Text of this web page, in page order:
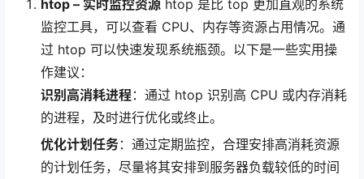
htop – 实时监控资源 htop 是比 top 更加直观的系统
监控工具，可以查看 CPU、内存等资源占用情况。通
过 htop 可以快速发现系统瓶颈。以下是一些实用操
作建议：
识别高消耗进程：通过 htop 识别高 CPU 或内存消耗
的进程，及时进行优化或终止。
优化计划任务：通过定期监控，合理安排高消耗资源
的计划任务，尽量将其安排到服务器负载较低的时间